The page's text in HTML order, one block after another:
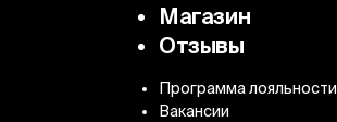
Магазин
Отзывы
Программа лояльности
Вакансии